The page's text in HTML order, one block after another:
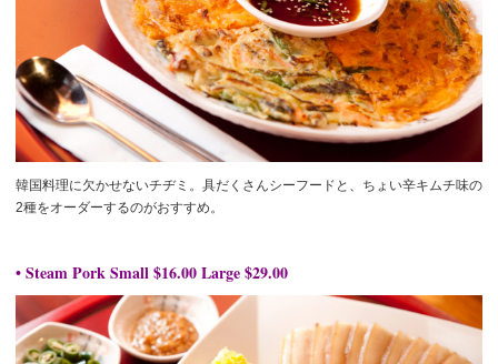
韓国料理に欠かせないチヂミ。具だくさんシーフードと、ちょい辛キムチ味の
2種をオーダーするのがおすすめ。
• Steam Pork Small $16.00 Large $29.00